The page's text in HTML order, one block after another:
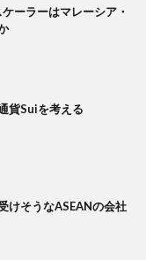
ーラーはマレーシア・
貨Suiを考える
けそうなASEANの会社